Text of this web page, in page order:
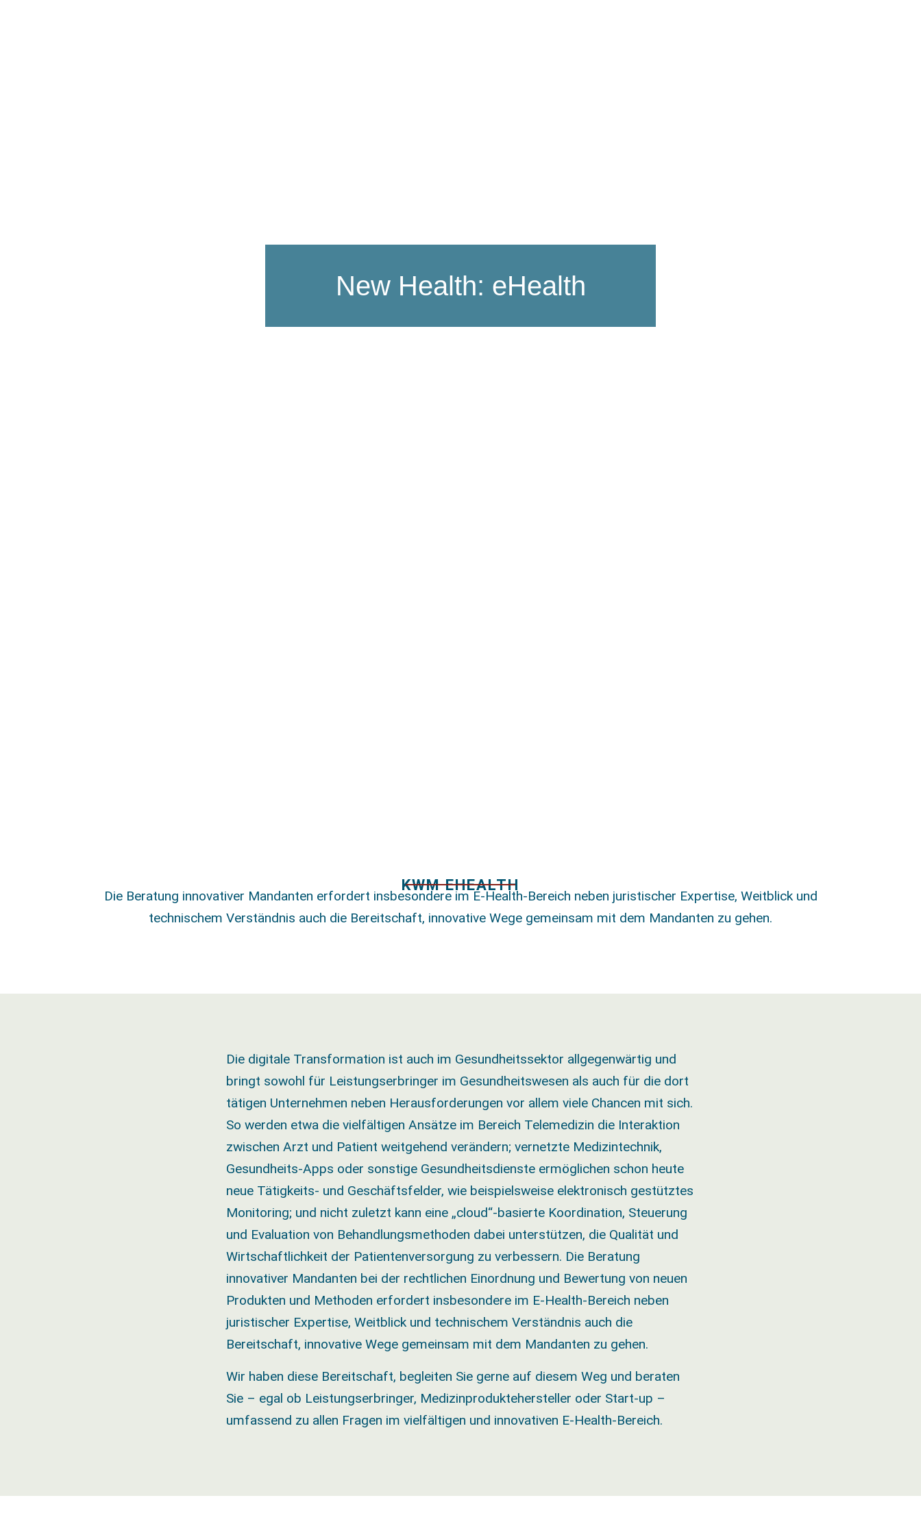
New Health: eHealth
KWM EHEALTH
Die Beratung innovativer Mandanten erfordert insbesondere im E-Health-Bereich neben juristischer Expertise, Weitblick und
technischem Verständnis auch die Bereitschaft, innovative Wege gemeinsam mit dem Mandanten zu gehen.
Die digitale Transformation ist auch im Gesundheitssektor allgegenwärtig und
bringt sowohl für Leistungserbringer im Gesundheitswesen als auch für die dort
tätigen Unternehmen neben Herausforderungen vor allem viele Chancen mit sich.
So werden etwa die vielfältigen Ansätze im Bereich Telemedizin die Interaktion
zwischen Arzt und Patient weitgehend verändern; vernetzte Medizintechnik,
Gesundheits-Apps oder sonstige Gesundheitsdienste ermöglichen schon heute
neue Tätigkeits- und Geschäftsfelder, wie beispielsweise elektronisch gestütztes
Monitoring; und nicht zuletzt kann eine „cloud“-basierte Koordination, Steuerung
und Evaluation von Behandlungsmethoden dabei unterstützen, die Qualität und
Wirtschaftlichkeit der Patientenversorgung zu verbessern. Die Beratung
innovativer Mandanten bei der rechtlichen Einordnung und Bewertung von neuen
Produkten und Methoden erfordert insbesondere im E-Health-Bereich neben
juristischer Expertise, Weitblick und technischem Verständnis auch die
Bereitschaft, innovative Wege gemeinsam mit dem Mandanten zu gehen.
Wir haben diese Bereitschaft, begleiten Sie gerne auf diesem Weg und beraten
Sie – egal ob Leistungserbringer, Medizinproduktehersteller oder Start-up –
umfassend zu allen Fragen im vielfältigen und innovativen E-Health-Bereich.